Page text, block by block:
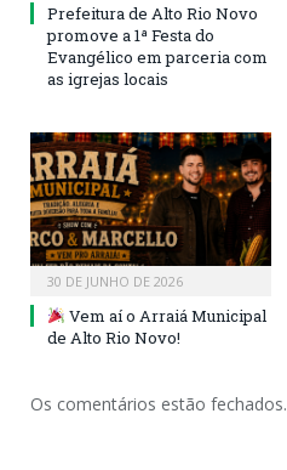
Prefeitura de Alto Rio Novo
promove a 1ª Festa do
Evangélico em parceria com
as igrejas locais
30 DE JUNHO DE 2026
Vem aí o Arraiá Municipal
de Alto Rio Novo!
Os comentários estão fechados.